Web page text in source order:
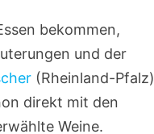
bekommen,
und der
(Rheinland-Pfalz)
direkt mit den
Weine.